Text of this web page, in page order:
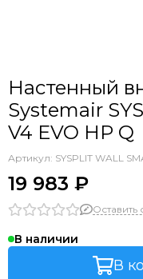
Настенный
Systemair
V4 EVO HP Q
Артикул: SYSPLIT WALL
19 983 ₽
Оставить
В наличии
В